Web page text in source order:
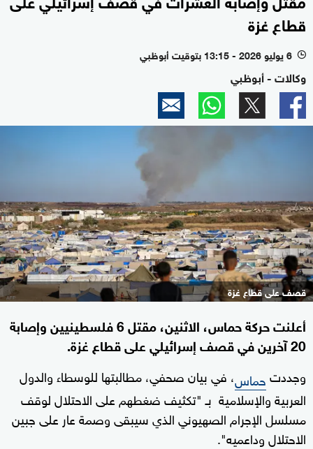
قطاع غزة
l 6 يوليو 2026 - 13:15 بتوقيت أبوظبي
وكالات - أبوظبي
قصف على قطاع غزة
أعلنت حركة حماس، الاثنين، مقتل 6 فلسطينيين وإصابة
20 آخرين في قصف إسرائيلي على قطاع غزة.
وجددتحماس، في بيان صحفي، مطالبتها للوسطاء والدول
العربية والإسلامية بـ "تكثيف ضغطهم على الاحتلال لوقف
مسلسل الإجرام الصهيوني الذي سيبقى وصمة عار على جبين
الاحتلال وداعميه".